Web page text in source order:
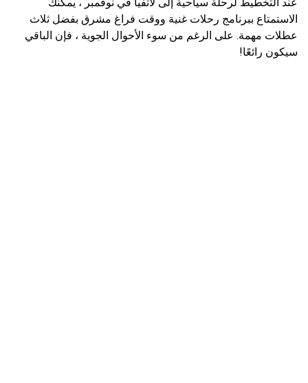
الاستمتاع ببرنامج رحلات غنية ووقت فراغ مشرق بفضل ثلاث
عطلات مهمة. على الرغم من سوء الأحوال الجوية ، فإن الباقي
سيكون رائعًا!